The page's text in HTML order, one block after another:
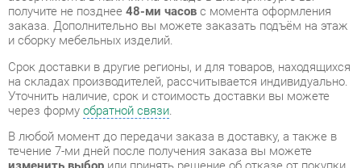
на складах производителей, рассчитывается индивидуально.
Уточнить наличие, срок и стоимость доставки вы можете
через формуобратной связи.
В любой момент до передачи заказа в доставку, а также в
течение 7-ми дней после получения заказа вы можете
изменить выборили принять решение об отказе от покупки.
Несмотря на качественную упаковку, умывальники могут
быть повреждены при транспортировке. Если Вы заметили
дефект при приёме - мы заменим поврежденную деталь.
Повторная доставкатовара -бесплатна.